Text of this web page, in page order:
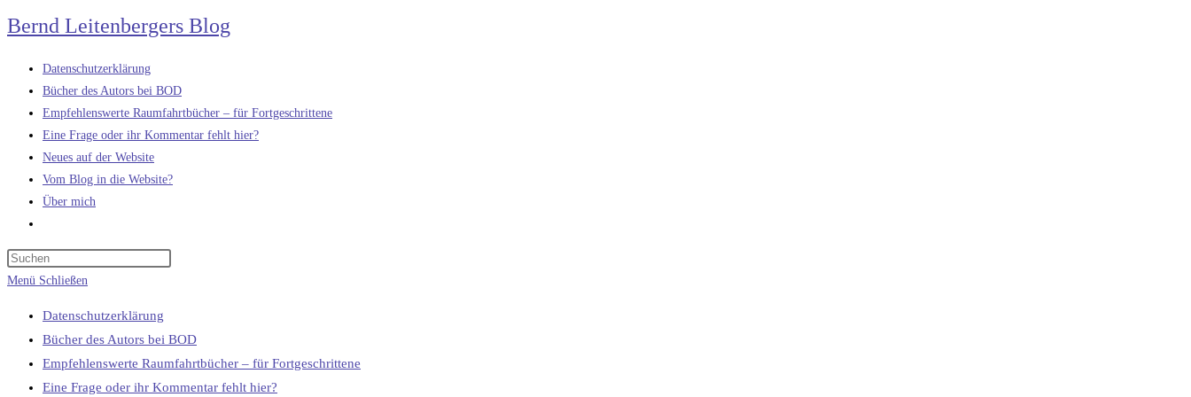
Zum
Inhalt
springen
Bernd Leitenbergers Blog
Datenschutzerklärung
Bücher des Autors bei BOD
Empfehlenswerte Raumfahrtbücher – für Fortgeschrittene
Eine Frage oder ihr Kommentar fehlt hier?
Neues auf der Website
Vom Blog in die Website?
Über mich
umschalten
Menü Schließen
Datenschutzerklärung
Bücher des Autors bei BOD
Empfehlenswerte Raumfahrtbücher – für Fortgeschrittene
Eine Frage oder ihr Kommentar fehlt hier?